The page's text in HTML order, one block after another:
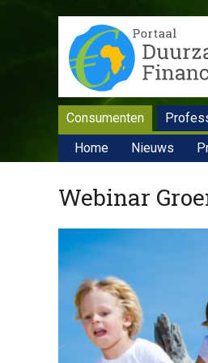
Consumenten
Home
Nieuws
Webinar